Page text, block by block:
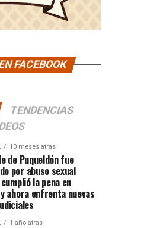
FACEBOOK
TENDENCIAS
10 meses atras
de Puqueldón fue
por abuso sexual
la pena en
ahora enfrenta nuevas
1 año atras